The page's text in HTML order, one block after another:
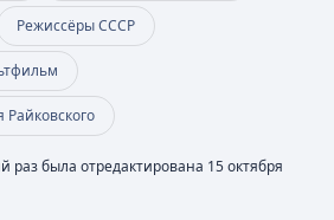
Режиссёры СССР
раз была отредактирована 15 октября